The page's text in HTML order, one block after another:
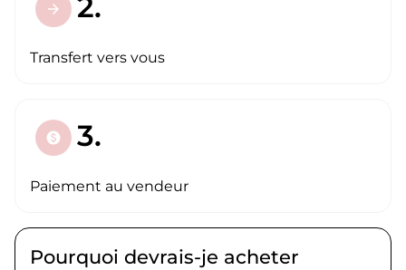
arrow_forward
Transfert vers vous
paid 3.
Paiement au vendeur
Pourquoi devrais-je acheter